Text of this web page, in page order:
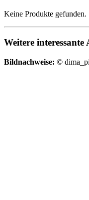
Keine Produkte gefunden.
Weitere interessante
Bildnachweise: ©